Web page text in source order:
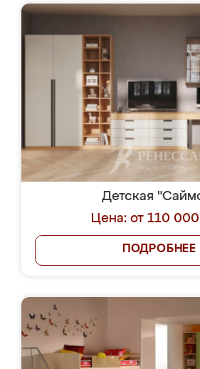
Детская
Цена: от 110
ПОДРОБНЕЕ